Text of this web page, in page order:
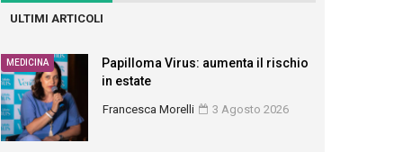
ULTIMI ARTICOLI
MEDICINA
Papilloma Virus: aumenta il rischio
in estate
Francesca Morelli 3 Agosto 2026